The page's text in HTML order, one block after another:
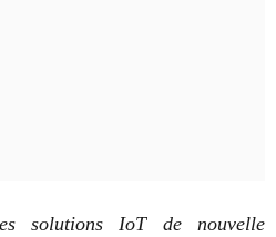
solutions IoT de nouvelle